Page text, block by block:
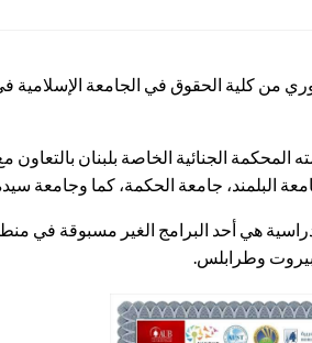
المحكمة الجنائية الخاصة بلبنان
البلمند، جامعة الحكمة، كما وجامعة
هي أحد البرامج الغير مسبوقة في
بيروت وطرابلس.